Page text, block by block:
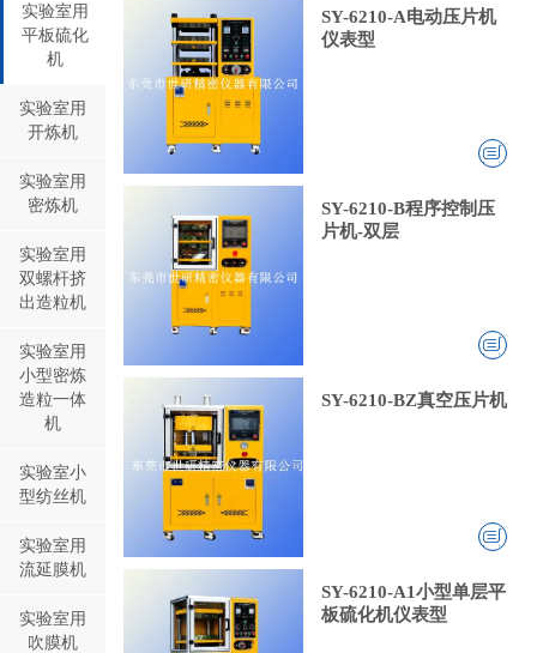
实验室用
平板硫化
机
实验室用
开炼机
实验室用
密炼机
实验室用
双螺杆挤
出造粒机
实验室用
小型密炼
造粒一体
机
实验室小
型纺丝机
实验室用
流延膜机
实验室用
吹膜机
SY-6210-A电动压片机
仪表型
SY-6210-B程序控制压
片机-双层
SY-6210-BZ真空压片机
SY-6210-A1小型单层平
板硫化机仪表型